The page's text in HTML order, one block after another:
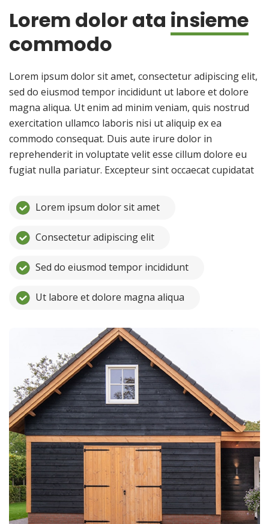
Lorem dolor ata insieme
commodo
Lorem ipsum dolor sit amet, consectetur adipiscing elit,
sed do eiusmod tempor incididunt ut labore et dolore
magna aliqua. Ut enim ad minim veniam, quis nostrud
exercitation ullamco laboris nisi ut aliquip ex ea
commodo consequat. Duis aute irure dolor in
reprehenderit in voluptate velit esse cillum dolore eu
fugiat nulla pariatur. Excepteur sint occaecat cupidatat
Lorem ipsum dolor sit amet
Consectetur adipiscing elit
Sed do eiusmod tempor incididunt
Ut labore et dolore magna aliqua